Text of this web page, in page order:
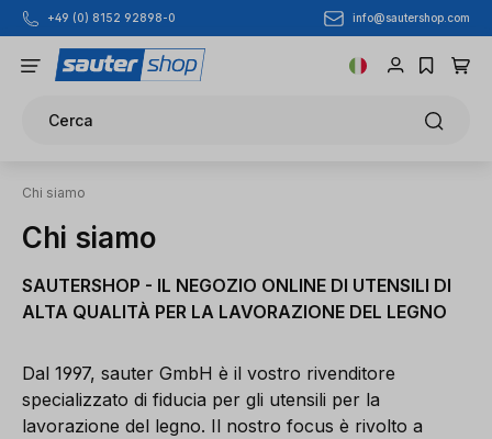
Passa al contenuto principale
+49 (0) 8152 92898-0 info@sautershop.com
Cerca
Chi siamo
Chi siamo
SAUTERSHOP - IL NEGOZIO ONLINE DI UTENSILI DI
ALTA QUALITÀ PER LA LAVORAZIONE DEL LEGNO
Dal 1997, sauter GmbH è il vostro rivenditore
specializzato di fiducia per gli utensili per la
lavorazione del legno. Il nostro focus è rivolto a